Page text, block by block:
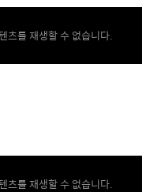
츠를 재생할 수 없습니다.
츠를 재생할 수 없습니다.